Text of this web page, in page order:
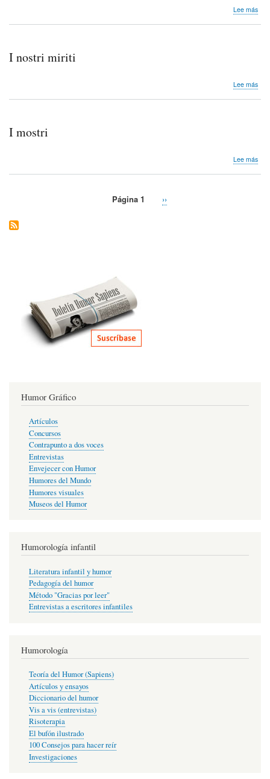
Lee más
I nostri miriti
Lee más
I mostri
Lee más
Página 1
Siguiente
››
Humor Gráfico
Artículos
Concursos
Contrapunto a dos voces
Entrevistas
Envejecer con Humor
Humores del Mundo
Humores visuales
Museos del Humor
Humorología infantil
Literatura infantil y humor
Pedagogía del humor
Método "Gracias por leer"
Entrevistas a escritores infantiles
Humorología
Teoría del Humor (Sapiens)
Artículos y ensayos
Diccionario del humor
Vis a vis (entrevistas)
Risoterapia
El bufón ilustrado
100 Consejos para hacer reír
Investigaciones